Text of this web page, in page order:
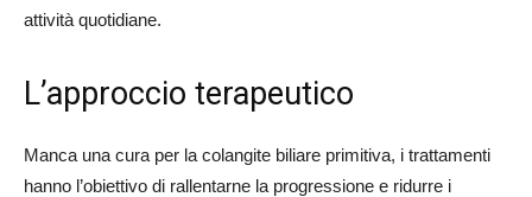
attività quotidiane.
L’approccio terapeutico
Manca una cura per la colangite biliare primitiva, i trattamenti
hanno l’obiettivo di rallentarne la progressione e ridurre i